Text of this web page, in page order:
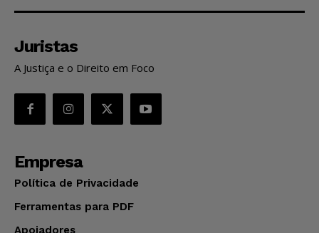
Juristas
A Justiça e o Direito em Foco
Empresa
Política de Privacidade
Ferramentas para PDF
Apoiadores